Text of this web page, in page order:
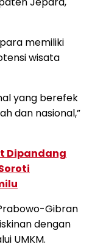
memiliki
wisata
yang berefek
dan nasional,”
Dipandang
Gibran
dengan
UMKM.